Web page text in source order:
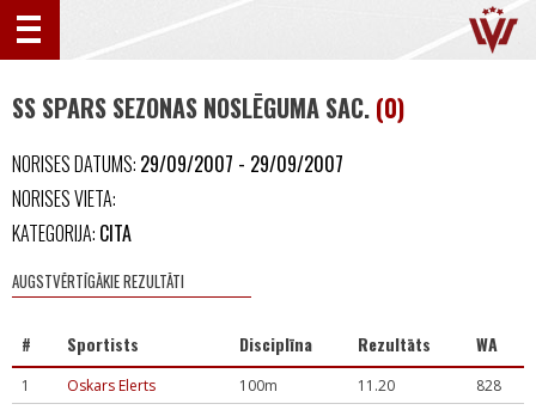
SS SPARS SEZONAS NOSLĒGUMA SAC. (0)
NORISES DATUMS: 29/09/2007 - 29/09/2007
NORISES VIETA:
KATEGORIJA: CITA
AUGSTVĒRTĪGĀKIE REZULTĀTI
# Sportists Disciplīna Rezultāts WA
1 Oskars Elerts 100m 11.20
828